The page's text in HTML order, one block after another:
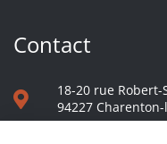
Contact
18-20 rue Robert-
94227